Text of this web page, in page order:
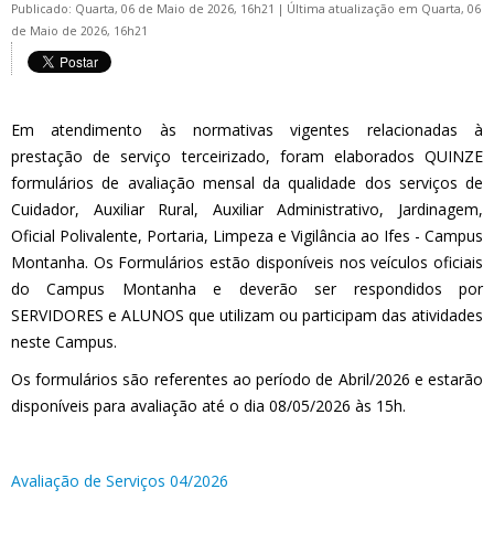
Publicado: Quarta, 06 de Maio de 2026, 16h21 | Última atualização em Quarta, 06
de Maio de 2026, 16h21
Em atendimento às normativas vigentes relacionadas à
prestação de serviço terceirizado, foram elaborados QUINZE
formulários de avaliação mensal da qualidade dos serviços de
Cuidador, Auxiliar Rural, Auxiliar Administrativo, Jardinagem,
Oficial Polivalente, Portaria, Limpeza e Vigilância ao Ifes - Campus
Montanha. Os Formulários estão disponíveis nos veículos oficiais
do Campus Montanha e deverão ser respondidos por
SERVIDORES e ALUNOS que utilizam ou participam das atividades
neste Campus.
Os formulários são referentes ao período de Abril/2026 e estarão
disponíveis para avaliação até o dia 08/05/2026 às 15h.
Avaliação de Serviços 04/2026